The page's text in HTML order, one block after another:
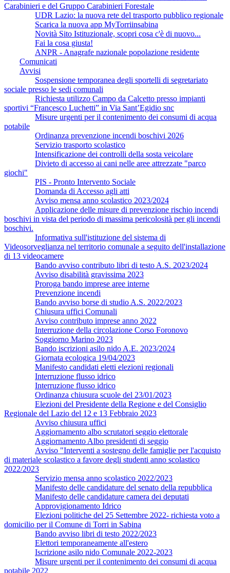
Carabinieri e del Gruppo Carabinieri Forestale
UDR Lazio: la nuova rete del trasporto pubblico regionale
Scarica la nuova app MyTorriinsabina
Novità Sito Istituzionale, scopri cosa c'è di nuovo...
Fai la cosa giusta!
ANPR - Anagrafe nazionale popolazione residente
Comunicati
Avvisi
Sospensione temporanea degli sportelli di segretariato
sociale presso le sedi comunali
Richiesta utilizzo Campo da Calcetto presso impianti
sportivi “Francesco Luchetti” in Via Sant’Egidio snc
Misure urgenti per il contenimento dei consumi di acqua
potabile
Ordinanza prevenzione incendi boschivi 2026
Servizio trasporto scolastico
Intensificazione dei controlli della sosta veicolare
Divieto di accesso ai cani nelle aree attrezzate "parco
giochi"
PIS - Pronto Intervento Sociale
Domanda di Accesso agli atti
Avviso mensa anno scolastico 2023/2024
Applicazione delle misure di prevenzione rischio incendi
boschivi in vista del periodo di massima pericolosità per gli incendi
boschivi.
Informativa sull'istituzione del sistema di
Videosorveglianza nel territorio comunale a seguito dell'installazione
di 13 videocamere
Bando avviso contributo libri di testo A.S. 2023/2024
Avviso disabilità gravissima 2023
Proroga bando imprese aree interne
Prevenzione incendi
Bando avviso borse di studio A.S. 2022/2023
Chiusura uffici Comunali
Avviso contributo imprese anno 2022
Interruzione della circolazione Corso Foronovo
Soggiorno Marino 2023
Bando iscrizioni asilo nido A.E. 2023/2024
Giornata ecologica 19/04/2023
Manifesto candidati eletti elezioni regionali
Interruzione flusso idrico
Interruzione flusso idrico
Ordinanza chiusura scuole del 23/01/2023
Elezioni del Presidente della Regione e del Consiglio
Regionale del Lazio del 12 e 13 Febbraio 2023
Avviso chiusura uffici
Aggiornamento albo scrutatori seggio elettorale
Aggiornamento Albo presidenti di seggio
Avviso "Interventi a sostegno delle famiglie per l'acquisto
di materiale scolastico a favore degli studenti anno scolastico
2022/2023
Servizio mensa anno scolastico 2022/2023
Manifesto delle candidature del senato della repubblica
Manifesto delle candidature camera dei deputati
Approvigionamento Idrico
Elezioni politiche del 25 Settembre 2022- richiesta voto a
domicilio per il Comune di Torri in Sabina
Bando avviso libri di testo 2022/2023
Elettori temporaneamente all'estero
Iscrizione asilo nido Comunale 2022-2023
Misure urgenti per il contenimento dei consumi di acqua
potabile 2022